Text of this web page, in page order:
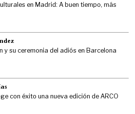
en Madrid: A buen tiempo, más
y su ceremonia del adiós en Barcelona
con éxito una nueva edición de ARCO